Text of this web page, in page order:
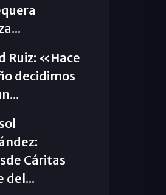
Ruiz: «Hace
decidimos
Cáritas
del...